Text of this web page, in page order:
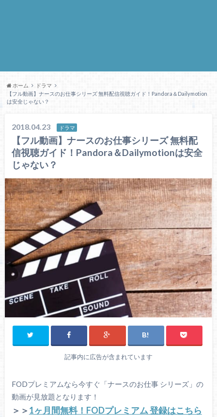
ホーム
ドラマ
【フル動画】ナースのお仕事シリーズ 無料配信視聴ガイド！Pandora＆Dailymotion
は安全じゃない？
2018.04.23 ドラマ
【フル動画】ナースのお仕事シリーズ 無料配
信視聴ガイド！Pandora＆Dailymotionは安全
じゃない？
記事内に広告が含まれています
FODプレミアムなら今すぐ「ナースのお仕事 シリーズ」の
動画が見放題となります！
＞＞ 1ヶ月間無料！FODプレミアム 登録はこちら